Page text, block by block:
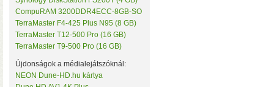
CompuRAM 3200DDR4ECC-8GB-SO
TerraMaster F4-425 Plus N95 (8 GB)
TerraMaster T12-500 Pro (16 GB)
TerraMaster T9-500 Pro (16 GB)
Újdonságok a médialejátszóknál:
NEON Dune-HD.hu kártya